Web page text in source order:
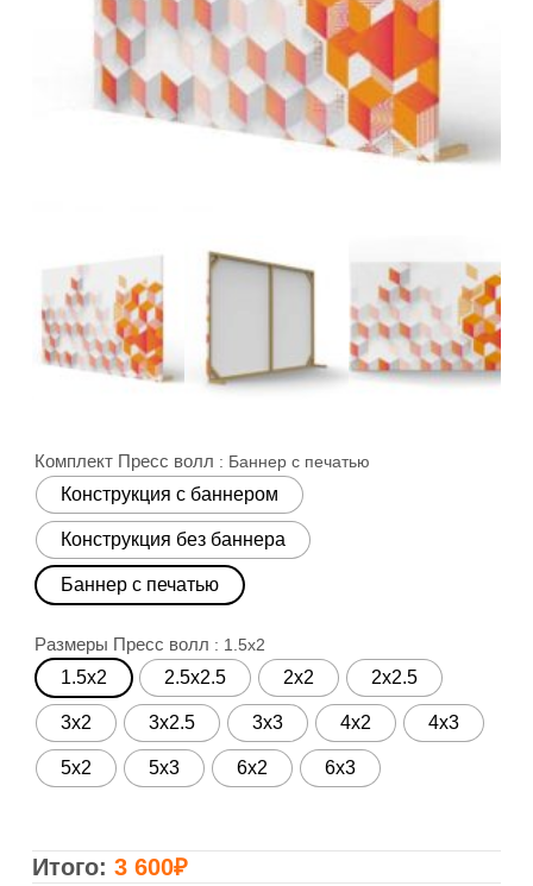
Комплект Пресс волл : Баннер с печатью
Конструкция с баннером
Конструкция без баннера
Баннер с печатью
Размеры Пресс волл : 1.5x2
1.5x2 2.5x2.5 2x2 2x2.5
3x2 3x2.5 3x3 4x2 4x3
5x2 5x3 6x2 6x3
3 600₽